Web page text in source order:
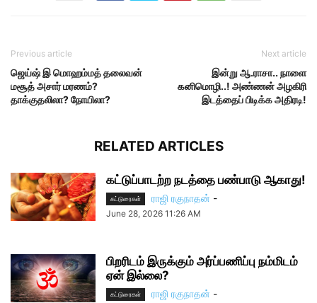
Previous article
ஜெய்ஷ் இ மொஹம்மத் தலைவன்
மசூத் அசார் மரணம்?
தாக்குதலிலா? நோயிலா?
Next article
இன்று ஆ.ராசா.. நாளை
கனிமொழி..! அண்ணன் அழகிரி
இடத்தைப் பிடிக்க அதிரடி!
RELATED ARTICLES
கட்டுப்பாடற்ற நடத்தை பண்பாடு ஆகாது!
கட்டுரைகள் ராஜி ரகுநாதன் -
June 28, 2026 11:26 AM
பிறரிடம் இருக்கும் அர்ப்பணிப்பு நம்மிடம்
ஏன் இல்லை?
கட்டுரைகள் ராஜி ரகுநாதன் -